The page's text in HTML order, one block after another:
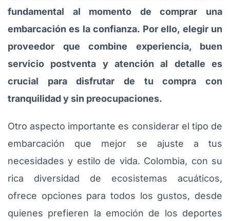
fundamental al momento de comprar una
embarcación es la confianza. Por ello, elegir un
proveedor que combine experiencia, buen
servicio postventa y atención al detalle es
crucial para disfrutar de tu compra con
tranquilidad y sin preocupaciones.
Otro aspecto importante es considerar el tipo de
embarcación que mejor se ajuste a tus
necesidades y estilo de vida. Colombia, con su
rica diversidad de ecosistemas acuáticos,
ofrece opciones para todos los gustos, desde
quienes prefieren la emoción de los deportes